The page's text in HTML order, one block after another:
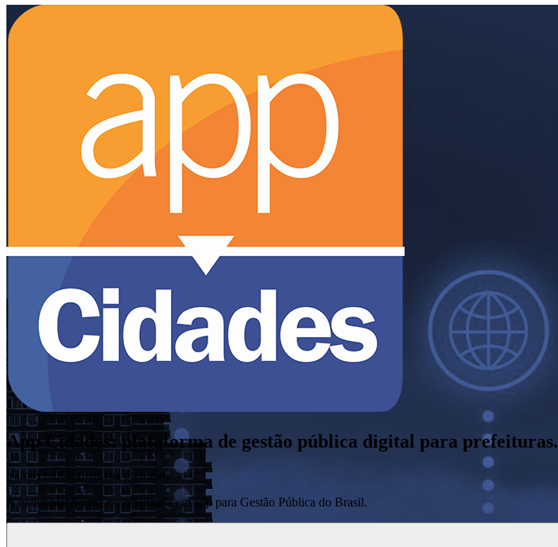
App Cidades: plataforma de gestão pública digital para prefeituras.
Vamos transformar sua prefeitura.
A maior plataforma especializada em app para Gestão Pública do Brasil.